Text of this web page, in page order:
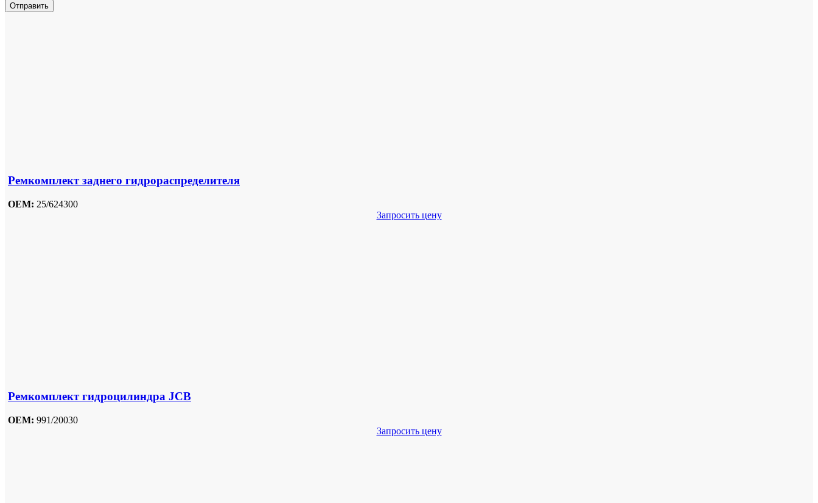
Отправить
Ремкомплект заднего гидрораспределителя
OEM: 25/624300
Запросить цену
Ремкомплект гидроцилиндра JCB
OEM: 991/20030
Запросить цену